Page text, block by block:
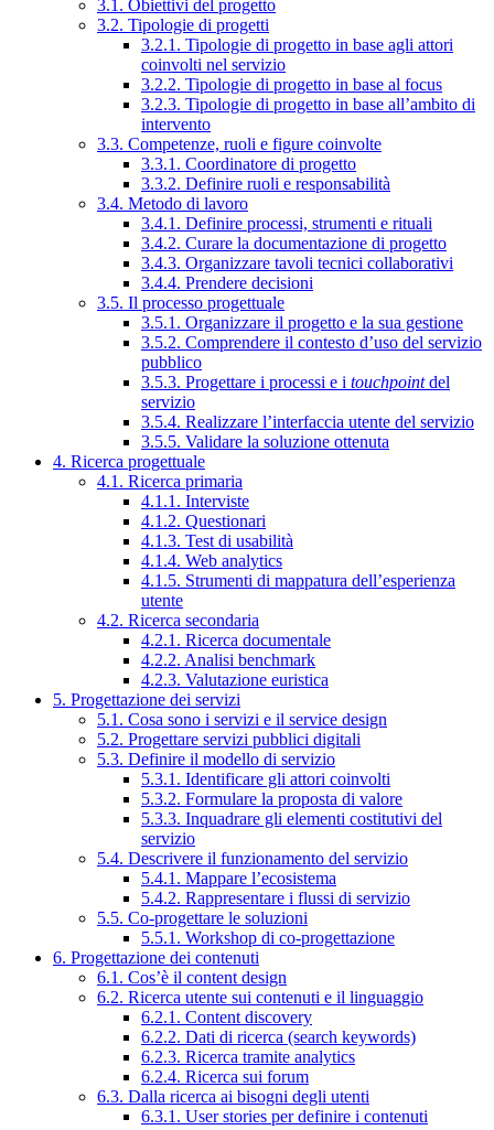
3.1. Obiettivi del progetto
3.2. Tipologie di progetti
3.2.1. Tipologie di progetto in base agli attori
coinvolti nel servizio
3.2.2. Tipologie di progetto in base al focus
3.2.3. Tipologie di progetto in base all’ambito di
intervento
3.3. Competenze, ruoli e figure coinvolte
3.3.1. Coordinatore di progetto
3.3.2. Definire ruoli e responsabilità
3.4. Metodo di lavoro
3.4.1. Definire processi, strumenti e rituali
3.4.2. Curare la documentazione di progetto
3.4.3. Organizzare tavoli tecnici collaborativi
3.4.4. Prendere decisioni
3.5. Il processo progettuale
3.5.1. Organizzare il progetto e la sua gestione
3.5.2. Comprendere il contesto d’uso del servizio
pubblico
3.5.3. Progettare i processi e i touchpointdel
servizio
3.5.4. Realizzare l’interfaccia utente del servizio
3.5.5. Validare la soluzione ottenuta
4. Ricerca progettuale
4.1. Ricerca primaria
4.1.1. Interviste
4.1.2. Questionari
4.1.3. Test di usabilità
4.1.4. Web analytics
4.1.5. Strumenti di mappatura dell’esperienza
utente
4.2. Ricerca secondaria
4.2.1. Ricerca documentale
4.2.2. Analisi benchmark
4.2.3. Valutazione euristica
5. Progettazione dei servizi
5.1. Cosa sono i servizi e il service design
5.2. Progettare servizi pubblici digitali
5.3. Definire il modello di servizio
5.3.1. Identificare gli attori coinvolti
5.3.2. Formulare la proposta di valore
5.3.3. Inquadrare gli elementi costitutivi del
servizio
5.4. Descrivere il funzionamento del servizio
5.4.1. Mappare l’ecosistema
5.4.2. Rappresentare i flussi di servizio
5.5. Co-progettare le soluzioni
5.5.1. Workshop di co-progettazione
6. Progettazione dei contenuti
6.1. Cos’è il content design
6.2. Ricerca utente sui contenuti e il linguaggio
6.2.1. Content discovery
6.2.2. Dati di ricerca (search keywords)
6.2.3. Ricerca tramite analytics
6.2.4. Ricerca sui forum
6.3. Dalla ricerca ai bisogni degli utenti
6.3.1. User stories per definire i contenuti